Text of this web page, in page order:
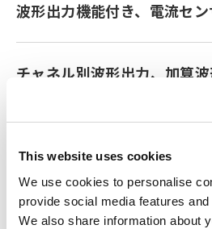
This website uses cookies
We use cookies to personalise
provide social media features
We also share information about
波形出力機能付き、電流セ
チャネル別波形出力、加算
多条配線の測定に最適